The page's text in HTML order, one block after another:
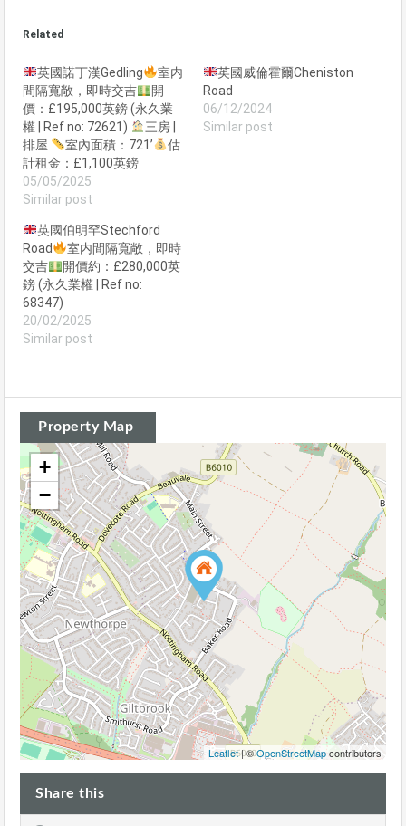
Related
英國諾丁漢Gedling
室内
間隔寬敞，即時交吉
開
價：£195,000英鎊 (永久業
權 | Ref no: 72621)
三房 |
排屋
室內面積：721’
估
計租金：£1,100英鎊
05/05/2025
Similar post
英國威倫霍爾Cheniston
Road
06/12/2024
Similar post
英國伯明罕Stechford
Road
室内間隔寬敞，即時
交吉
開價約：£280,000英
鎊 (永久業權 | Ref no:
68347)
20/02/2025
Similar post
Property Map
+
−
Leaflet| ©OpenStreetMapcontributors
Share this